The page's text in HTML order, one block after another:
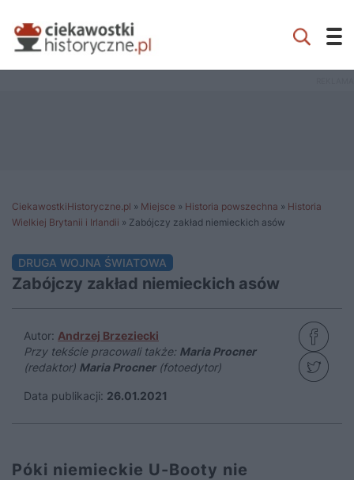
CiekawostkiHistoryczne.pl » Miejsce » Historia powszechna » Historia
Wielkiej Brytanii i Irlandii » Zabójczy zakład niemieckich asów
DRUGA WOJNA ŚWIATOWA
Zabójczy zakład niemieckich asów
Autor: Andrzej Brzeziecki
Przy tekście pracowali także: Maria Procner
(redaktor) Maria Procner(fotoedytor)
Data publikacji: 26.01.2021
Póki niemieckie U-Booty nie